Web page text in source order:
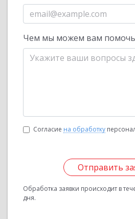
Чем мы можем вам
Согласие на обработку
Отправить
Обработка заявки происходит в
дня.